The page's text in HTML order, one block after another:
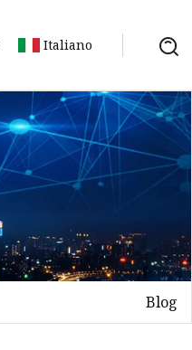
Italiano
Blog